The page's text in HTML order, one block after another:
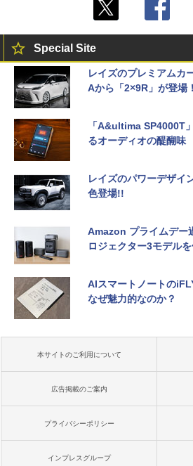
Special Site
レイズのプレミアムカ
Aから「2×9R」が登場！
「A&ultima SP4000T
るオーディオの醍醐味
レイズのパワーデザイ
色登場!!
Amazon プライムデー
ロジェクター3モデル
AIスマートノートの
なぜ魅力的なのか？
本サイトのご利用について
広告掲載のご案内
プライバシーポリシー
インプレスグループ